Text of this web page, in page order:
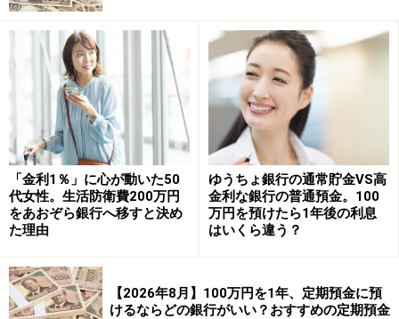
合、高い利回りを得られる。
【例】
定額貯金の金利は、3年以上は「0.32％」ですが、定期貯
金は、3年が「0.35％」、4年が「0.375％」、5年は
「0.4％」です。同じ期間を預けるのであれば、定期貯金
の方が高い利息を受け取れます。
・満期までの利回りが契約時に確定しているため、資金
参照：ゆうちょ銀行「金利一覧」
「金利1％」に心が動いた50
代女性。生活防衛費200万円
をあおぞら銀行へ移すと決め
た理由
ゆうちょ銀行の通常貯金VS高
金利な銀行の普通預金。100
万円を預けたら1年後の利息
はいくら違う？
【2026年8月】100万円を1年、定期預金に預
けるならどの銀行がいい？おすすめの定期預金